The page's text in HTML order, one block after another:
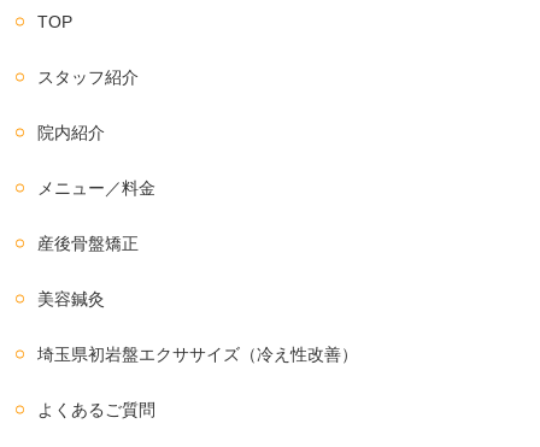
TOP
スタッフ紹介
院内紹介
メニュー／料金
産後骨盤矯正
美容鍼灸
埼玉県初岩盤エクササイズ（冷え性改善）
よくあるご質問